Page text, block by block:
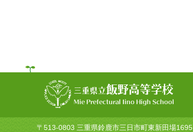
三重県立飯野高等学校
Mie Prefectural Iino High School
〒513-0803 三重県鈴鹿市三日市町東新田場1695